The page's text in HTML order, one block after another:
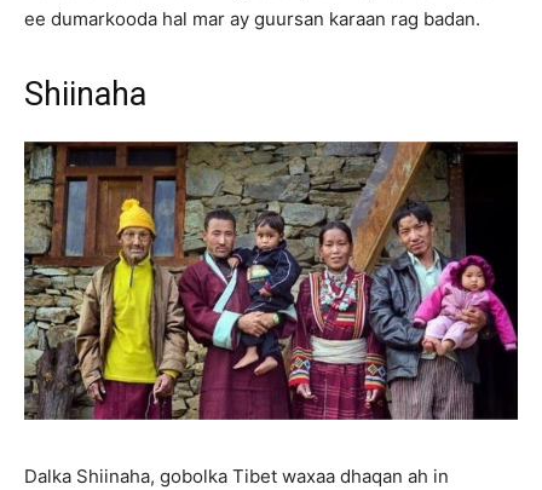
ee dumarkooda hal mar ay guursan karaan rag badan.
Shiinaha
Dalka Shiinaha, gobolka Tibet waxaa dhaqan ah in